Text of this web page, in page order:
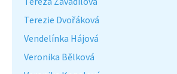
Terezie Dvořáková
Vendelínka Hájová
Veronika Bělková